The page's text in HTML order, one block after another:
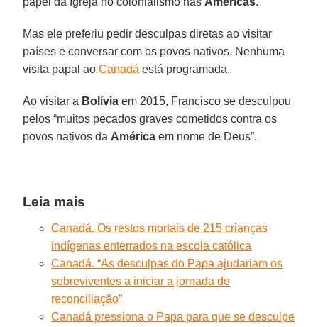
Mas ele preferiu pedir desculpas diretas ao visitar
países e conversar com os povos nativos. Nenhuma
visita papal aoCanadá está programada.
Ao visitar a Bolívia em 2015, Francisco se desculpou
pelos “muitos pecados graves cometidos contra os
povos nativos da América em nome de Deus”.
Leia mais
Canadá. Os restos mortais de 215 crianças
indígenas enterrados na escola católica
Canadá. “As desculpas do Papa ajudariam os
sobreviventes a iniciar a jornada de
reconciliação”
Canadá pressiona o Papa para que se desculpe